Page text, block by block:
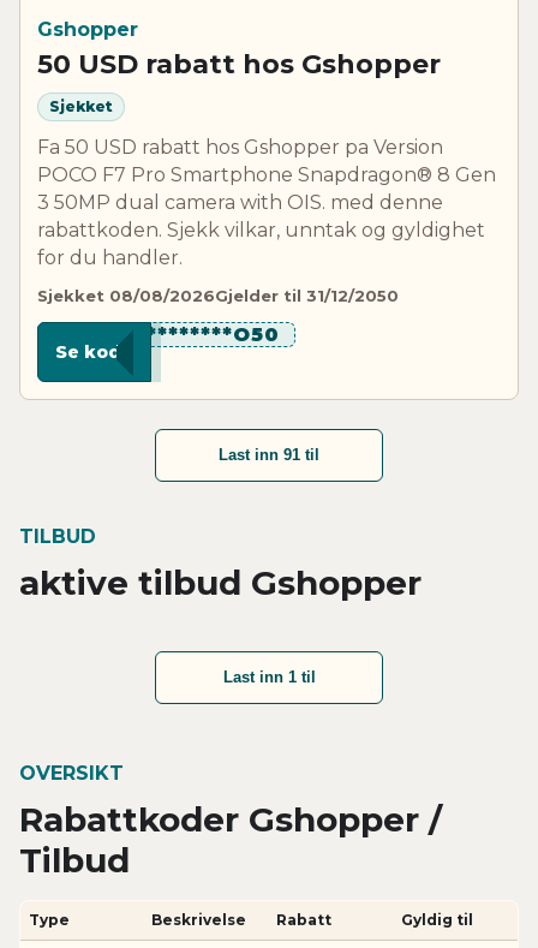
Gshopper
50 USD rabatt hos Gshopper
Sjekket
Fa 50 USD rabatt hos Gshopper pa Version
POCO F7 Pro Smartphone Snapdragon® 8 Gen
3 50MP dual camera with OIS. med denne
rabattkoden. Sjekk vilkar, unntak og gyldighet
for du handler.
Sjekket 08/08/2026Gjelder til 31/12/2050
**********O50
Se kode
Last inn 91 til
TILBUD
aktive tilbud Gshopper
Last inn 1 til
OVERSIKT
Rabattkoder Gshopper /
Tilbud
Type Beskrivelse Rabatt Gyldig til